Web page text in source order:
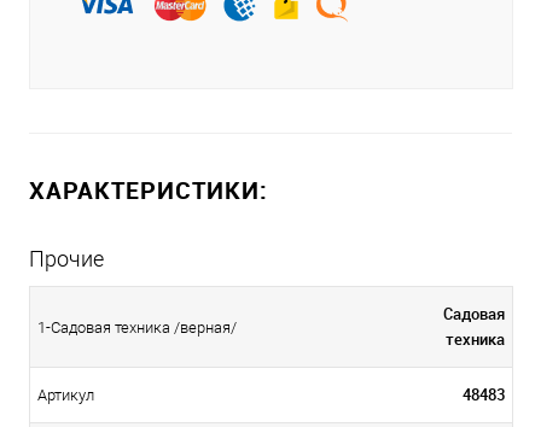
ХАРАКТЕРИСТИКИ:
Прочие
1-Садовая техника /верная/
Садовая
техника
Артикул 48483